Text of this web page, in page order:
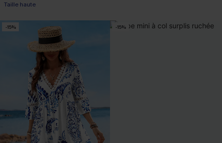
Taille haute
-15% -15%